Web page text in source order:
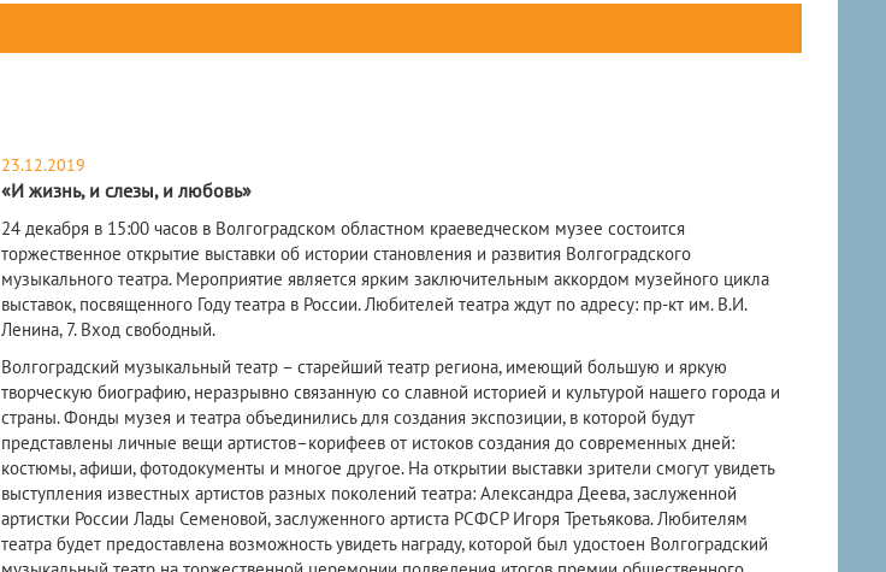
23.12.2019
«И жизнь, и слезы, и любовь»
24 декабря в 15:00 часов в Волгоградском областном краеведческом музее состоится
торжественное открытие выставки об истории становления и развития Волгоградского
музыкального театра. Мероприятие является ярким заключительным аккордом музейного цикла
выставок, посвященного Году театра в России. Любителей театра ждут по адресу: пр-кт им. В.И.
Ленина, 7. Вход свободный.
Волгоградский музыкальный театр – старейший театр региона, имеющий большую и яркую
творческую биографию, неразрывно связанную со славной историей и культурой нашего города и
страны. Фонды музея и театра объединились для создания экспозиции, в которой будут
представлены личные вещи артистов–корифеев от истоков создания до современных дней:
костюмы, афиши, фотодокументы и многое другое. На открытии выставки зрители смогут увидеть
выступления известных артистов разных поколений театра: Александра Деева, заслуженной
артистки России Лады Семеновой, заслуженного артиста РСФСР Игоря Третьякова. Любителям
театра будет предоставлена возможность увидеть награду, которой был удостоен Волгоградский